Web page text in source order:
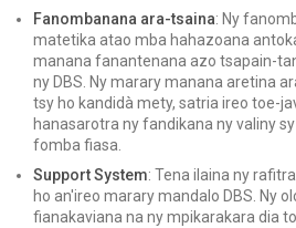
Fanombanana ara-tsaina: Ny
matetika atao mba hahazoana
manana fanantenana azo tsapain-
ny DBS. Ny marary manana aretina
tsy ho kandidà mety, satria ireo toe-
hanasarotra ny fandikana ny valiny
fomba fiasa.
Support System: Tena ilaina ny
ho an'ireo marary mandalo DBS. Ny
fianakaviana na ny mpikarakara dia